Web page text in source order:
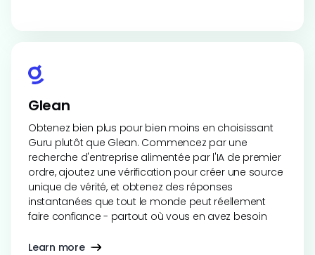
Glean
Obtenez bien plus pour bien moins en choisissant
Guru plutôt que Glean. Commencez par une
recherche d'entreprise alimentée par l'IA de premier
ordre, ajoutez une vérification pour créer une source
unique de vérité, et obtenez des réponses
instantanées que tout le monde peut réellement
faire confiance - partout où vous en avez besoin
Learn more